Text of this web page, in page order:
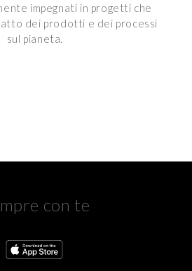
impegnati in progetti che
dei prodotti e dei processi
sul pianeta.
con te